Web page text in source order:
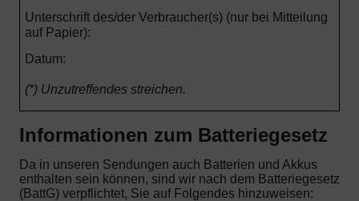
Unterschrift des/der Verbraucher(s) (nur bei Mitteilung
auf Papier):
Datum:
(*) Unzutreffendes streichen.
Informationen zum Batteriegesetz
Da in unseren Sendungen auch Batterien und Akkus
enthalten sein können, sind wir nach dem Batteriegesetz
(BattG) verpflichtet, Sie auf Folgendes hinzuweisen: